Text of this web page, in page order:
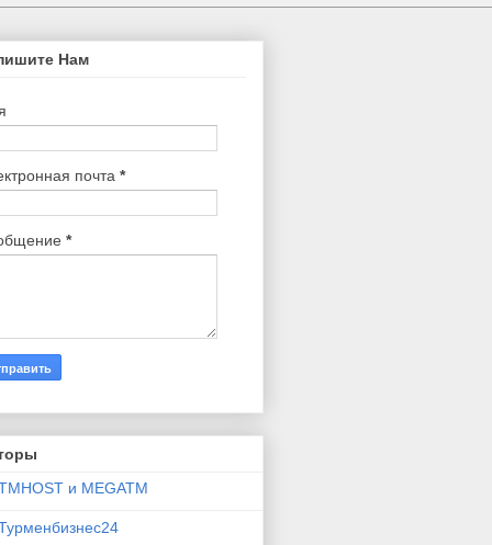
Нам
почта *
*
и MEGATM